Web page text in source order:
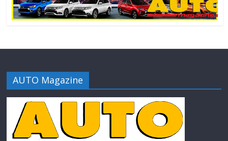
AUTO Magazine